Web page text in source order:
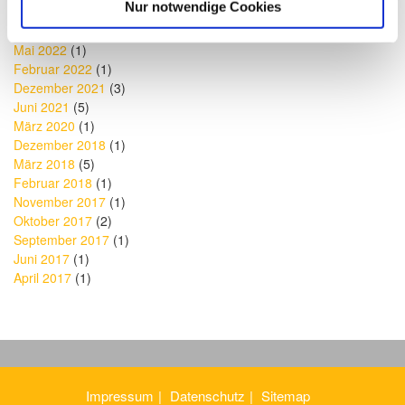
Nur notwendige Cookies
(1)
August 2023(1)
Mai 2022 (1)
Februar 2022 (1)
Dezember 2021 (3)
Juni 2021 (5)
März 2020 (1)
Dezember 2018 (1)
März 2018 (5)
Februar 2018 (1)
November 2017 (1)
Oktober 2017 (2)
September 2017 (1)
Juni 2017 (1)
April 2017 (1)
Impressum Datenschutz Sitemap